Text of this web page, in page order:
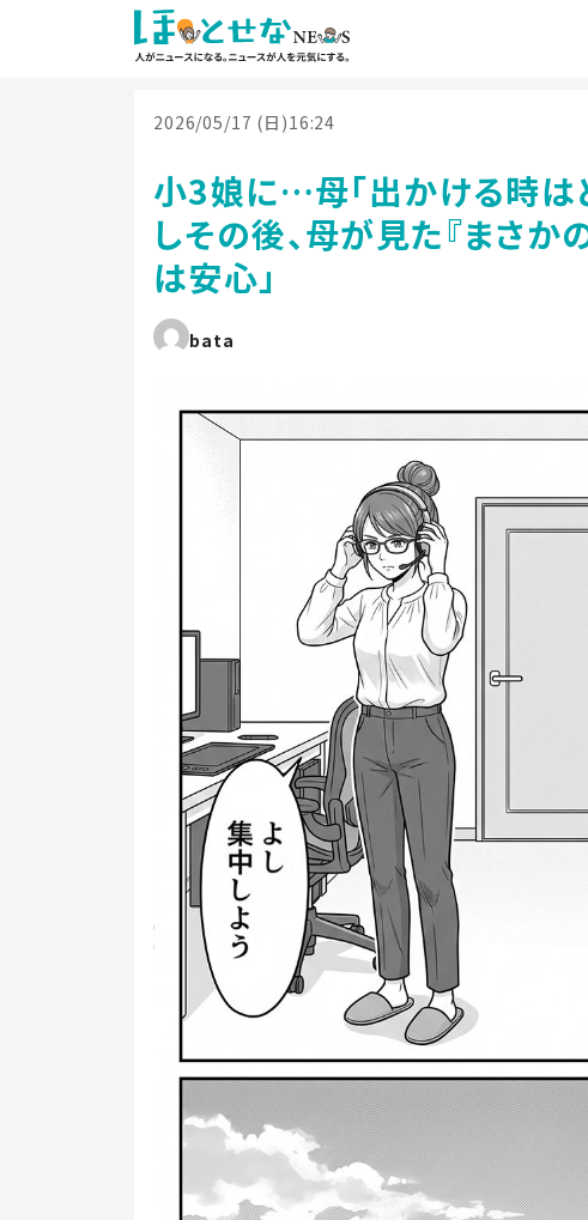
2026/05/17 (日)16:24
小3娘に…母「出かける時は
しその後、母が見た『まさか
は安心」
bata